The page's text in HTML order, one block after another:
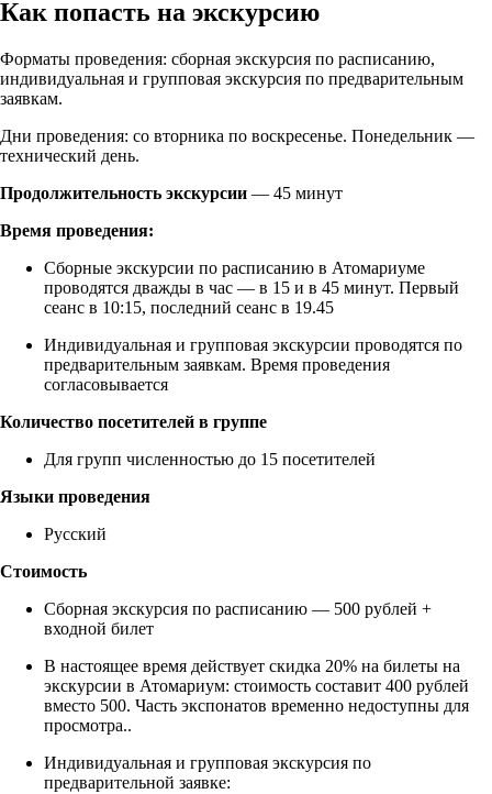
Как попасть на экскурсию
Форматы проведения: сборная экскурсия по расписанию,
индивидуальная и групповая экскурсия по предварительным
заявкам.
Дни проведения: со вторника по воскресенье. Понедельник —
технический день.
Продолжительность экскурсии — 45 минут
Время проведения:
Сборные экскурсии по расписанию в Атомариуме
проводятся дважды в час — в 15 и в 45 минут. Первый
сеанс в 10:15, последний сеанс в 19.45
Индивидуальная и групповая экскурсии проводятся по
предварительным заявкам. Время проведения
согласовывается
Количество посетителей в группе
Для групп численностью до 15 посетителей
Языки проведения
Русский
Стоимость
Сборная экскурсия по расписанию — 500 рублей +
входной билет
В настоящее время действует скидка 20% на билеты на
экскурсии в Атомариум: стоимость составит 400 рублей
вместо 500. Часть экспонатов временно недоступны для
просмотра..
Индивидуальная и групповая экскурсия по
предварительной заявке: